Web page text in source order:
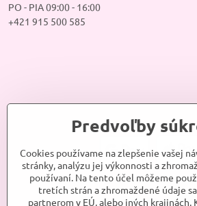
PO - PIA 09:00 - 16:00
+421 915 500 585
Predvoľby
Cookies používame na zlepšenie vašej
stránky, analýzu jej výkonnosti a
používaní. Na tento účel môžeme
tretích strán a zhromaždené údaje
partnerom v EÚ, alebo iných